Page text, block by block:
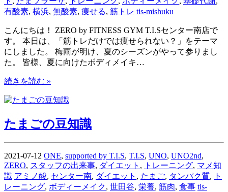
有酸素, 横浜, 無酸素, 痩せる, 筋トレ tis-mishuku
こんにちは！ ZERO by FITNESS GYM T.I.Sセンター南店で
す。 本日は、「筋トレだけでは痩せられない？」をテーマ
にしました。 梅雨が明け、夏のシーズンがやって参りまし
た。 皆様、夏に向けたボディメイキ…
続きを読む »
たまごの豆知識
2021-07-12 ONE, supported by T.I.S, T.I.S, UNO, UNO2nd,
ZERO, スタッフの出来事, ダイエット , トレーニング, マメ知
識 アミノ酸, センター南, ダイエット , たまご, タンパク質,
ト
レーニング, ボディーメイク, 世田谷, 栄養, 筋肉, 食事 tis-